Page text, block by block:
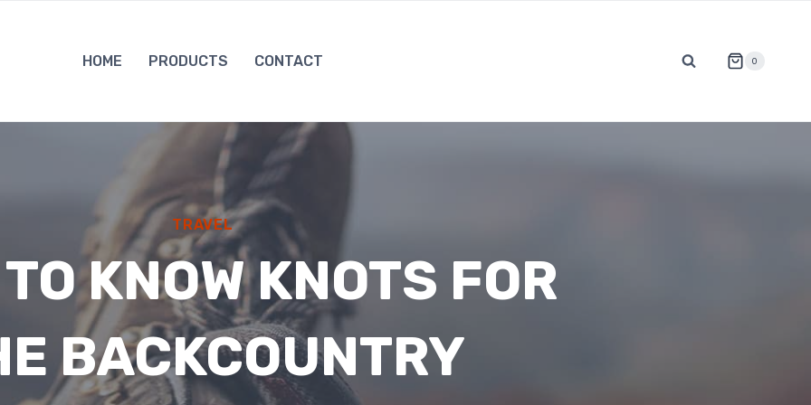
HOME PRODUCTS CONTACT 0
TRAVEL
KNOW KNOTS FOR
BACKCOUNTRY